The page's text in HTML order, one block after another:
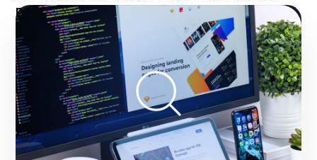
palavras-chave (Pesquisa de palavras-chave).
Transformando negócios de Rio de Janeiro com
resultados mensuráveis.
Iniciar projeto